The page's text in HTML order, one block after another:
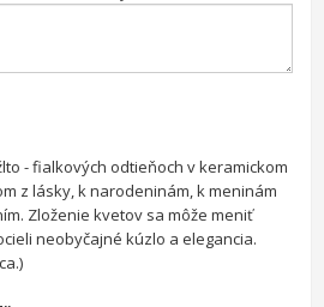
- fialkových odtieňoch v keramickom
z lásky, k narodeninám, k meninám
Zloženie kvetov sa môže meniť
neobyčajné kúzlo a elegancia.